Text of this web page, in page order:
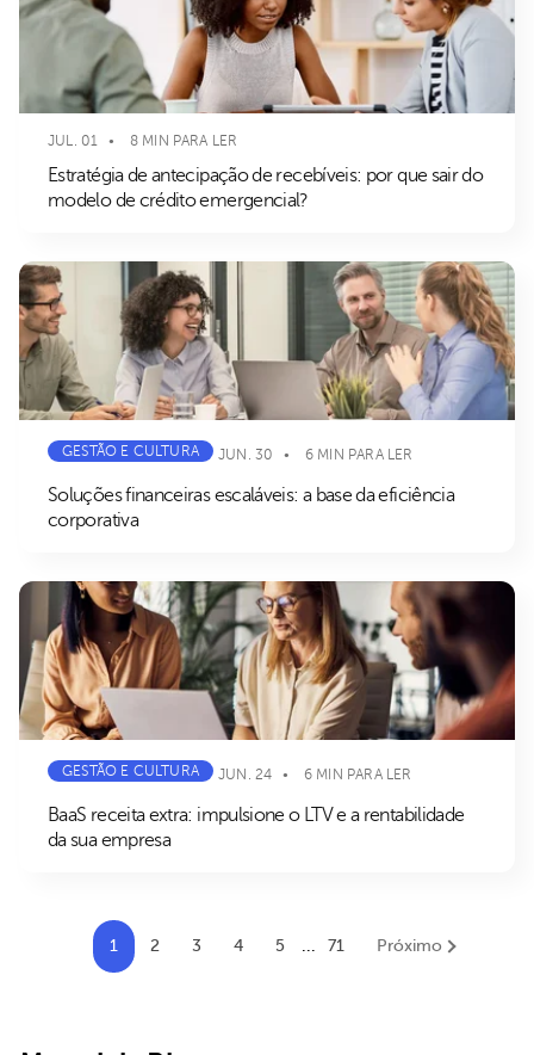
JUL. 01 8 MIN PARA LER
Estratégia de antecipação de recebíveis: por que sair do
modelo de crédito emergencial?
GESTÃO E CULTURA JUN. 30 6 MIN PARA LER
Soluções financeiras escaláveis: a base da eficiência
corporativa
GESTÃO E CULTURA JUN. 24 6 MIN PARA LER
BaaS receita extra: impulsione o LTV e a rentabilidade
da sua empresa
1 2 3 4 5 ... 71 Próximo